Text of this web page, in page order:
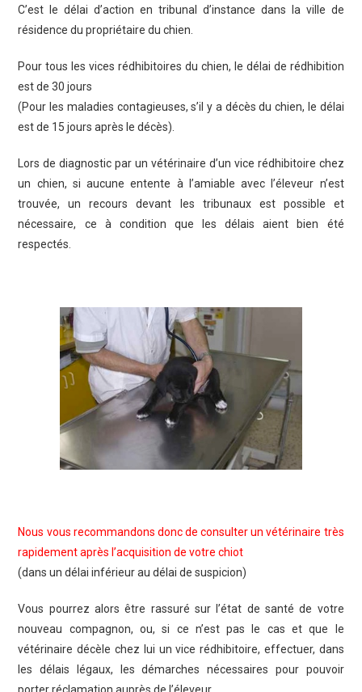
C’est le délai d’action en tribunal d’instance dans la ville de
résidence du propriétaire du chien.
Pour tous les vices rédhibitoires du chien, le délai de rédhibition
est de 30 jours
(Pour les maladies contagieuses, s’il y a décès du chien, le délai
est de 15 jours après le décès).
Lors de diagnostic par un vétérinaire d’un vice rédhibitoire chez
un chien, si aucune entente à l’amiable avec l’éleveur n’est
trouvée, un recours devant les tribunaux est possible et
nécessaire, ce à condition que les délais aient bien été
respectés.
Nous vous recommandons donc de consulter un vétérinaire très
rapidement après l’acquisition de votre chiot
(dans un délai inférieur au délai de suspicion)
Vous pourrez alors être rassuré sur l’état de santé de votre
nouveau compagnon, ou, si ce n’est pas le cas et que le
vétérinaire décèle chez lui un vice rédhibitoire, effectuer, dans
les délais légaux, les démarches nécessaires pour pouvoir